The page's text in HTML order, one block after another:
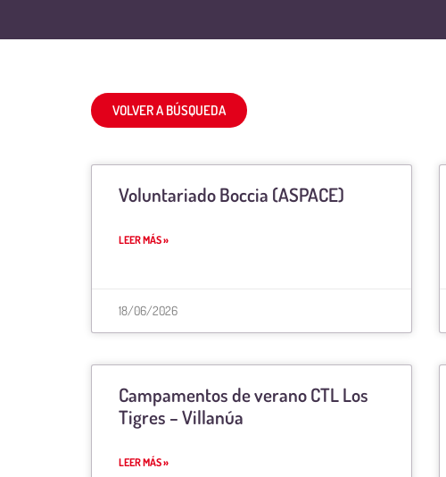
VOLVER A BÚSQUEDA
Voluntariado Boccia (ASPACE)
LEER MÁS »
18/06/2026
Campamentos de verano CTL Los
Tigres – Villanúa
LEER MÁS »